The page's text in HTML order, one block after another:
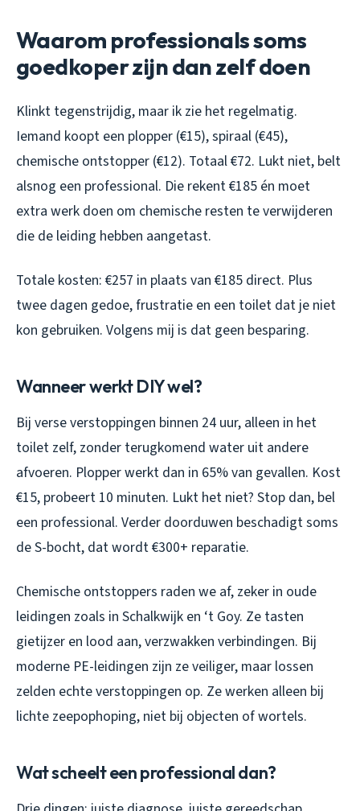
Waarom professionals soms
goedkoper zijn dan zelf doen
Klinkt tegenstrijdig, maar ik zie het regelmatig.
Iemand koopt een plopper (€15), spiraal (€45),
chemische ontstopper (€12). Totaal €72. Lukt niet, belt
alsnog een professional. Die rekent €185 én moet
extra werk doen om chemische resten te verwijderen
die de leiding hebben aangetast.
Totale kosten: €257 in plaats van €185 direct. Plus
twee dagen gedoe, frustratie en een toilet dat je niet
kon gebruiken. Volgens mij is dat geen besparing.
Wanneer werkt DIY wel?
Bij verse verstoppingen binnen 24 uur, alleen in het
toilet zelf, zonder terugkomend water uit andere
afvoeren. Plopper werkt dan in 65% van gevallen. Kost
€15, probeert 10 minuten. Lukt het niet? Stop dan, bel
een professional. Verder doorduwen beschadigt soms
de S-bocht, dat wordt €300+ reparatie.
Chemische ontstoppers raden we af, zeker in oude
leidingen zoals in Schalkwijk en ‘t Goy. Ze tasten
gietijzer en lood aan, verzwakken verbindingen. Bij
moderne PE-leidingen zijn ze veiliger, maar lossen
zelden echte verstoppingen op. Ze werken alleen bij
lichte zeepophoping, niet bij objecten of wortels.
Wat scheelt een professional dan?